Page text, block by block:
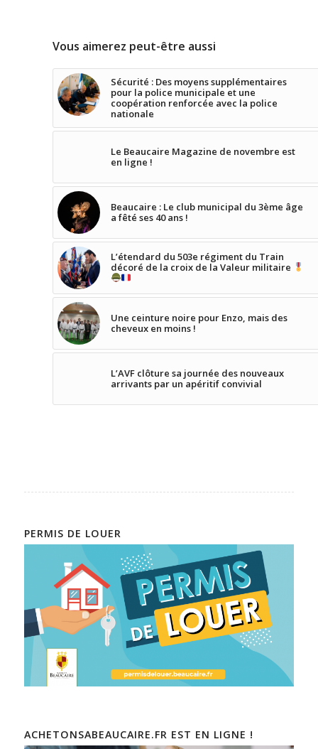
Vous aimerez peut-être aussi
Sécurité : Des moyens supplémentaires
pour la police municipale et une
coopération renforcée avec la police
nationale
Le Beaucaire Magazine de novembre est
en ligne !
Beaucaire : Le club municipal du 3ème âge
a fêté ses 40 ans !
L’étendard du 503e régiment du Train
décoré de la croix de la Valeur militaire
Une ceinture noire pour Enzo, mais des
cheveux en moins !
L’AVF clôture sa journée des nouveaux
arrivants par un apéritif convivial
PERMIS DE LOUER
ACHETONSABEAUCAIRE.FR EST EN LIGNE !